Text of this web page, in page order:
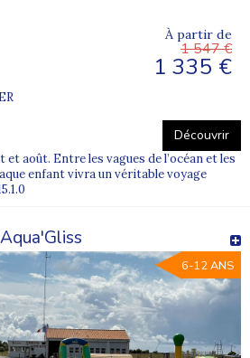
À partir de
1 547 €
1 335 €
Découvrir
et août. Entre les vagues de l’océan et les
enfant vivra un véritable voyage
Aqua'Gliss
6-12 ANS